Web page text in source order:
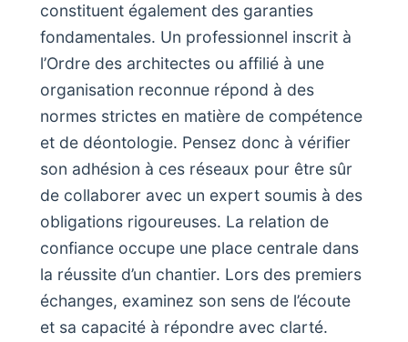
constituent également des garanties
fondamentales. Un professionnel inscrit à
l’Ordre des architectes ou affilié à une
organisation reconnue répond à des
normes strictes en matière de compétence
et de déontologie. Pensez donc à vérifier
son adhésion à ces réseaux pour être sûr
de collaborer avec un expert soumis à des
obligations rigoureuses. La relation de
confiance occupe une place centrale dans
la réussite d’un chantier. Lors des premiers
échanges, examinez son sens de l’écoute
et sa capacité à répondre avec clarté.